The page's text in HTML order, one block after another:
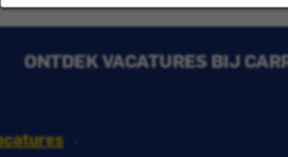
ONTDEK VACATURES BIJ